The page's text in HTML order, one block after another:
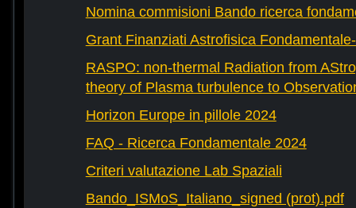
Nomina commisioni Bando ricerca
Grant Finanziati Astrofisica
RASPO: non-thermal Radiation from
theory of Plasma turbulence to
Horizon Europe in pillole 2024
FAQ - Ricerca Fondamentale 2024
Criteri valutazione Lab Spaziali
Bando_ISMoS_Italiano_signed (prot).pdf